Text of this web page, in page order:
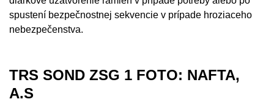
spustení bezpečnostnej sekvencie v prípade hroziaceho
nebezpečenstva.
TRS SOND ZSG 1 FOTO: NAFTA,
A.S